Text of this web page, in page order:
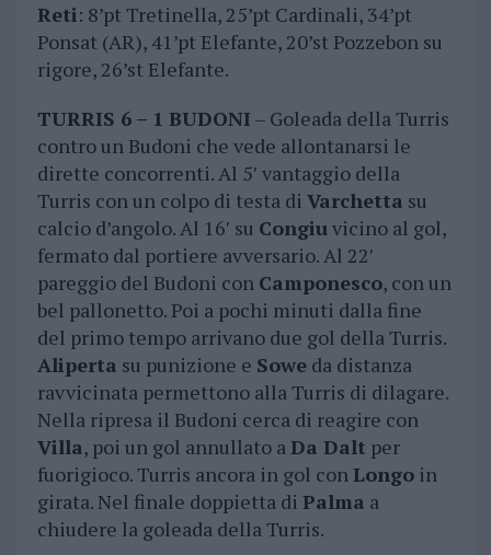
Reti: 8’pt Tretinella, 25’pt Cardinali, 34’pt
Ponsat (AR), 41’pt Elefante, 20’st Pozzebon su
rigore, 26’st Elefante.
TURRIS 6 – 1 BUDONI – Goleada della Turris
contro un Budoni che vede allontanarsi le
dirette concorrenti. Al 5′ vantaggio della
Turris con un colpo di testa di Varchetta su
calcio d’angolo. Al 16′ su Congiuvicino al gol,
fermato dal portiere avversario. Al 22′
pareggio del Budoni con Camponesco, con un
bel pallonetto. Poi a pochi minuti dalla fine
del primo tempo arrivano due gol della Turris.
Aliperta su punizione e Soweda distanza
ravvicinata permettono alla Turris di dilagare.
Nella ripresa il Budoni cerca di reagire con
Villa, poi un gol annullato aDa Dalt per
fuorigioco. Turris ancora in gol conLongoin
girata. Nel finale doppietta di Palma a
chiudere la goleada della Turris.